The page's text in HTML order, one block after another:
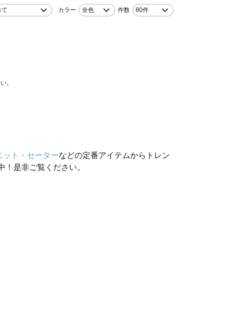
て カラー 全色 件数 80件
。
ット・セーターなどの定番アイテムからトレン
是非ご覧ください。